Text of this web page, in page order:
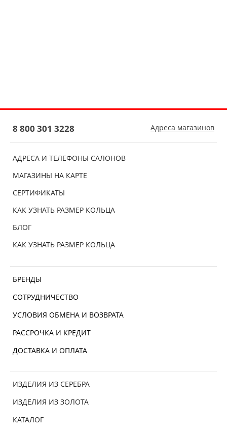
АДРЕСА И ТЕЛЕФОНЫ САЛОНОВ
МАГАЗИНЫ НА КАРТЕ
СЕРТИФИКАТЫ
КАК УЗНАТЬ РАЗМЕР КОЛЬЦА
БЛОГ
КАК УЗНАТЬ РАЗМЕР КОЛЬЦА
БРЕНДЫ
СОТРУДНИЧЕСТВО
УСЛОВИЯ ОБМЕНА И ВОЗВРАТА
РАССРОЧКА И КРЕДИТ
ДОСТАВКА И ОПЛАТА
ИЗДЕЛИЯ ИЗ СЕРЕБРА
ИЗДЕЛИЯ ИЗ ЗОЛОТА
КАТАЛОГ
8 800 301 3228 Адреса магазинов